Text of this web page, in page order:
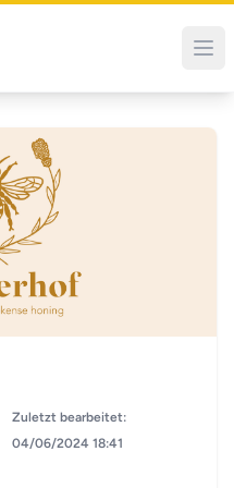
Zuletzt bearbeitet:
04/06/2024 18:41